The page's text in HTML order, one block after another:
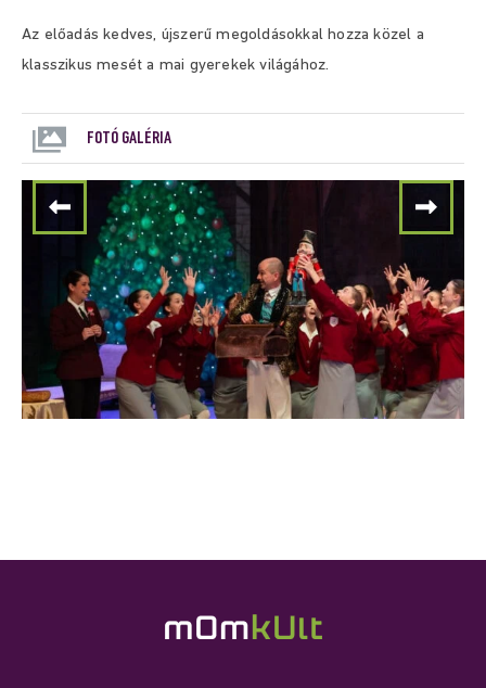
Az előadás kedves, újszerű megoldásokkal hozza közel a
klasszikus mesét a mai gyerekek világához.
FOTÓ GALÉRIA